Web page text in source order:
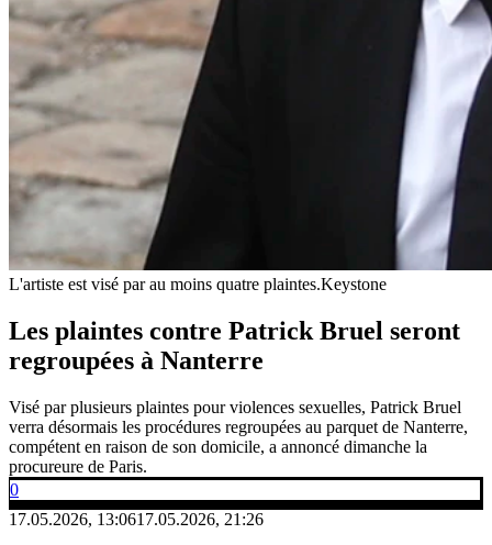
L'artiste est visé par au moins quatre plaintes.Keystone
Les plaintes contre Patrick Bruel seront
regroupées à Nanterre
Visé par plusieurs plaintes pour violences sexuelles, Patrick Bruel
verra désormais les procédures regroupées au parquet de Nanterre,
compétent en raison de son domicile, a annoncé dimanche la
procureure de Paris.
0
17.05.2026, 13:0617.05.2026, 21:26